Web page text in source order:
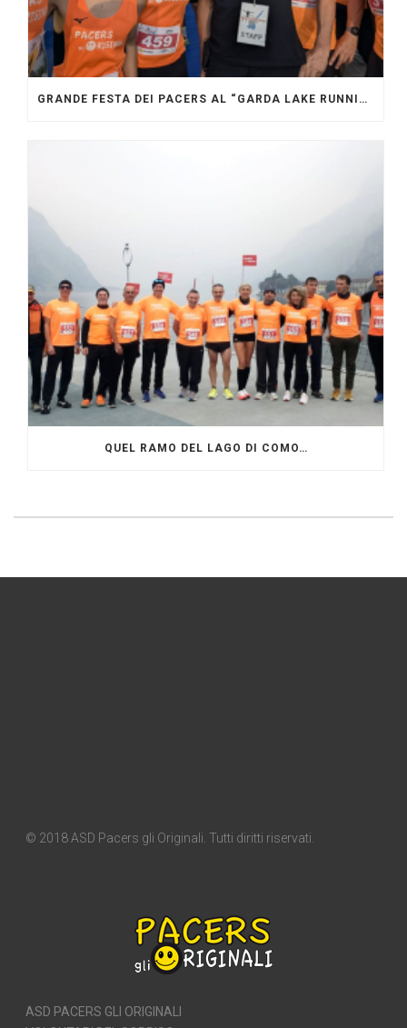
GRANDE FESTA DEI PACERS AL “GARDA LAKE RUNNING FESTIVAL”
QUEL RAMO DEL LAGO DI COMO…
© 2018 ASD Pacers gli Originali. Tutti diritti riservati.
ASD PACERS GLI ORIGINALI